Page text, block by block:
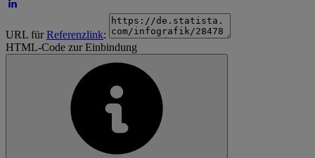
URL fürReferenzlink:
HTML-Code zur Einbindung